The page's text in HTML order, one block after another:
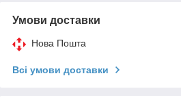
Умови доставки
Нова Пошта
Всі умови доставки